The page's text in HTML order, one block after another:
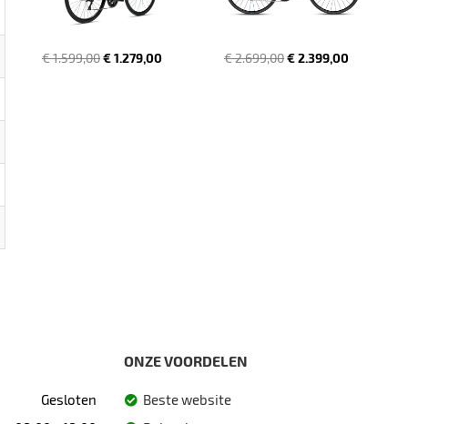
€ 1.599,00€ 1.279,00 € 2.699,00€ 2.399,00
Gesloten
ONZE VOORDELEN
Beste website